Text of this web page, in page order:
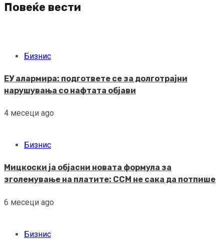
Повеќе вести
Бизнис
ЕУ алармира: подгответе се за долготрајни
нарушувања со нафтата објави
4 месеци ago
Бизнис
Мицкоски ја објасни новата формула за
зголемување на платите: ССМ не сака да потпише
6 месеци ago
Бизнис